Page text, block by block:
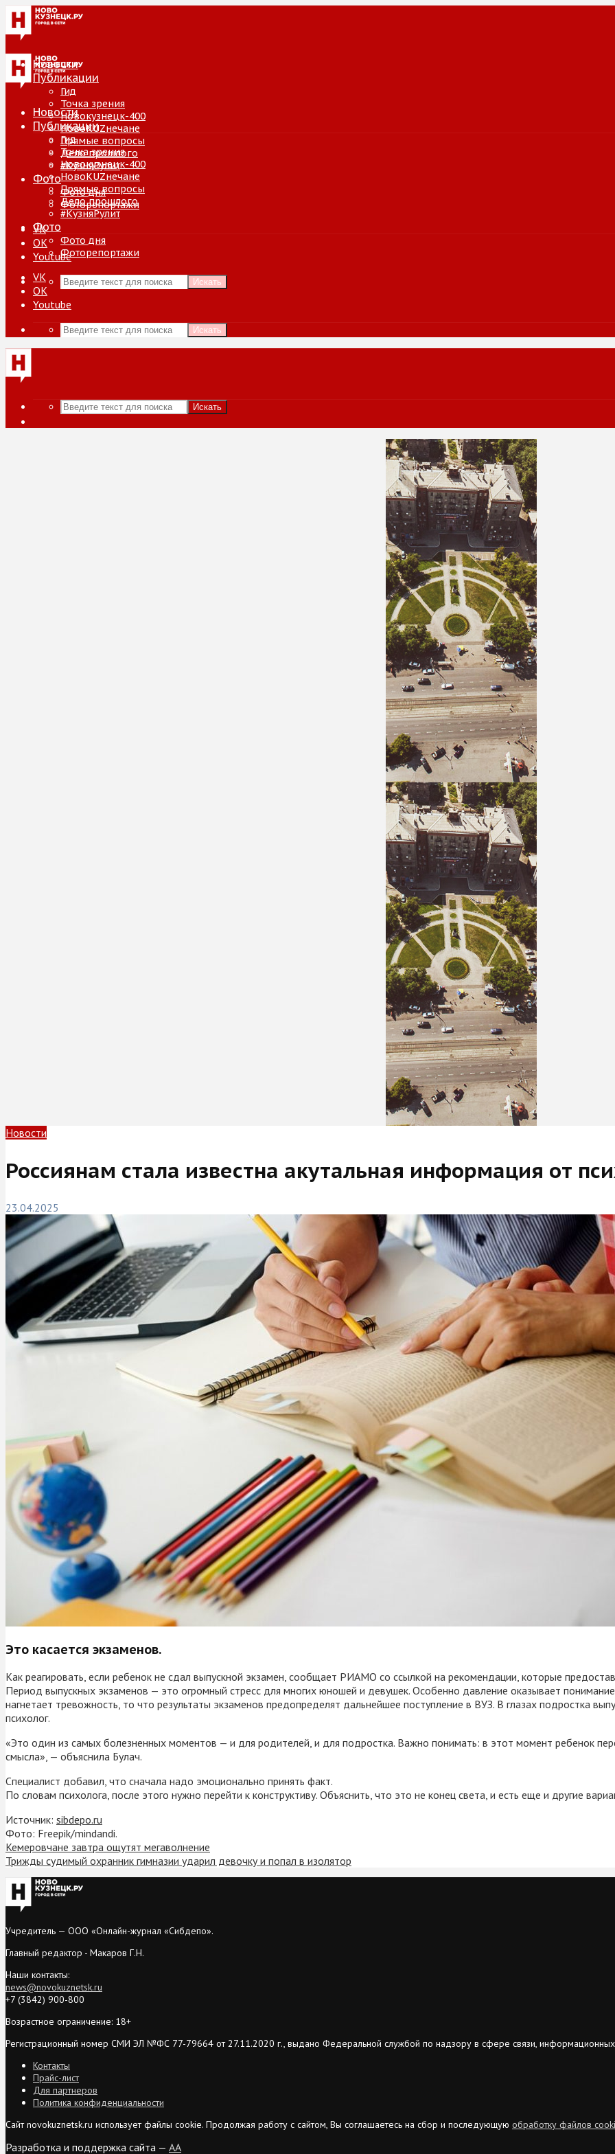
Новости
Публикации
Гид
Точка зрения
Новокузнецк-400
НовоKUZнечане
Прямые вопросы
Дело прошлого
#КузняРулит
Фото
Фото дня
Фоторепортажи
VK
ОК
Youtube
Искать
Новости
Публикации
Гид
Точка зрения
Новокузнецк-400
НовоKUZнечане
Прямые вопросы
Дело прошлого
#КузняРулит
Фото
Фото дня
Фоторепортажи
VK
ОК
Youtube
Искать
Искать
Новости
Россиянам стала известна акутальная информация от
23.04.2025
Это касается экзаменов.
Как реагировать, если ребенок не сдал выпускной экзамен, сообщает РИАМО со ссылкой на рекомендации, которые
Период выпускных экзаменов — это огромный стресс для многих юношей и девушек. Особенно давление оказывает
нагнетает тревожность, то что результаты экзаменов предопределят дальнейшее поступление в ВУЗ. В глазах подростка
психолог.
«Это один из самых болезненных моментов — и для родителей, и для подростка. Важно понимать: в этот момент ребенок
смысла», — объяснила Булач.
Специалист добавил, что сначала надо эмоционально принять факт.
По словам психолога, после этого нужно перейти к конструктиву. Объяснить, что это не конец света, и есть еще и другие
Источник: sibdepo.ru
Фото: Freepik/mindandi.
Кемеровчане завтра ощутят мегаволнение
Трижды судимый охранник гимназии ударил девочку и попал в изолятор
Учредитель — ООО «Онлайн-журнал «Сибдепо».
Главный редактор - Макаров Г.Н.
Наши контакты:
news@novokuznetsk.ru
+7 (3842) 900-800
Возрастное ограничение: 18+
Регистрационный номер СМИ ЭЛ №ФС 77-79664 от 27.11.2020 г., выдано Федеральной службой по надзору в сфере связи, информационных
Контакты
Прайс-лист
Для партнеров
Политика конфиденциальности
Сайт novokuznetsk.ru использует файлы cookie. Продолжая работу с сайтом, Вы соглашаетесь на сбор и последующую обработку файлов
Разработка и поддержка сайта — AA